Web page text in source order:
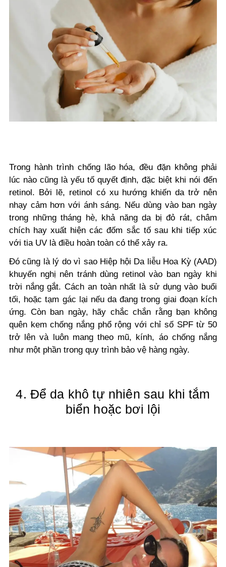
Trong hành trình chống lão hóa, đều đặn không phải
lúc nào cũng là yếu tố quyết định, đặc biệt khi nói đến
retinol. Bởi lẽ, retinol có xu hướng khiến da trở nên
nhạy cảm hơn với ánh sáng. Nếu dùng vào ban ngày
trong những tháng hè, khả năng da bị đỏ rát, châm
chích hay xuất hiện các đốm sắc tố sau khi tiếp xúc
với tia UV là điều hoàn toàn có thể xảy ra.
Đó cũng là lý do vì sao Hiệp hội Da liễu Hoa Kỳ (AAD)
khuyến nghị nên tránh dùng retinol vào ban ngày khi
trời nắng gắt. Cách an toàn nhất là sử dụng vào buổi
tối, hoặc tạm gác lại nếu da đang trong giai đoạn kích
ứng. Còn ban ngày, hãy chắc chắn rằng bạn không
quên kem chống nắng phổ rộng với chỉ số SPF từ 50
trở lên và luôn mang theo mũ, kính, áo chống nắng
như một phần trong quy trình bảo vệ hàng ngày.
4. Để da khô tự nhiên sau khi tắm
biển hoặc bơi lội